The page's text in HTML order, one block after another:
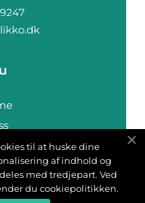
til at huske dine
af indhold og
med tredjepart. Ved
du cookiepolitikken.